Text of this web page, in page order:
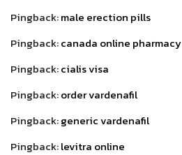
Pingback:male erection pills
Pingback:canada online pharmacy
Pingback:cialis visa
Pingback:order vardenafil
Pingback:generic vardenafil
Pingback:levitra online